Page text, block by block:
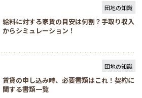
団地の知識
給料に対する家賃の目安は何割？手取り収入
からシミュレーション！
団地の知識
賃貸の申し込み時、必要書類はこれ！契約に
関する書類一覧